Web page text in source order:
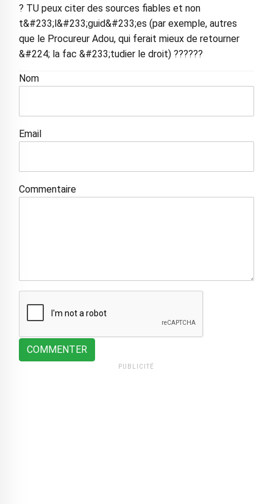
? TU peux citer des sources fiables et non
t&#233;l&#233;guid&#233;es (par exemple, autres
que le Procureur Adou, qui ferait mieux de retourner
&#224; la fac &#233;tudier le droit) ??????
Nom
Email
Commentaire
COMMENTER
PUBLICITÉ